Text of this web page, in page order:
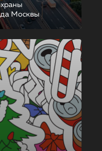
Москвы